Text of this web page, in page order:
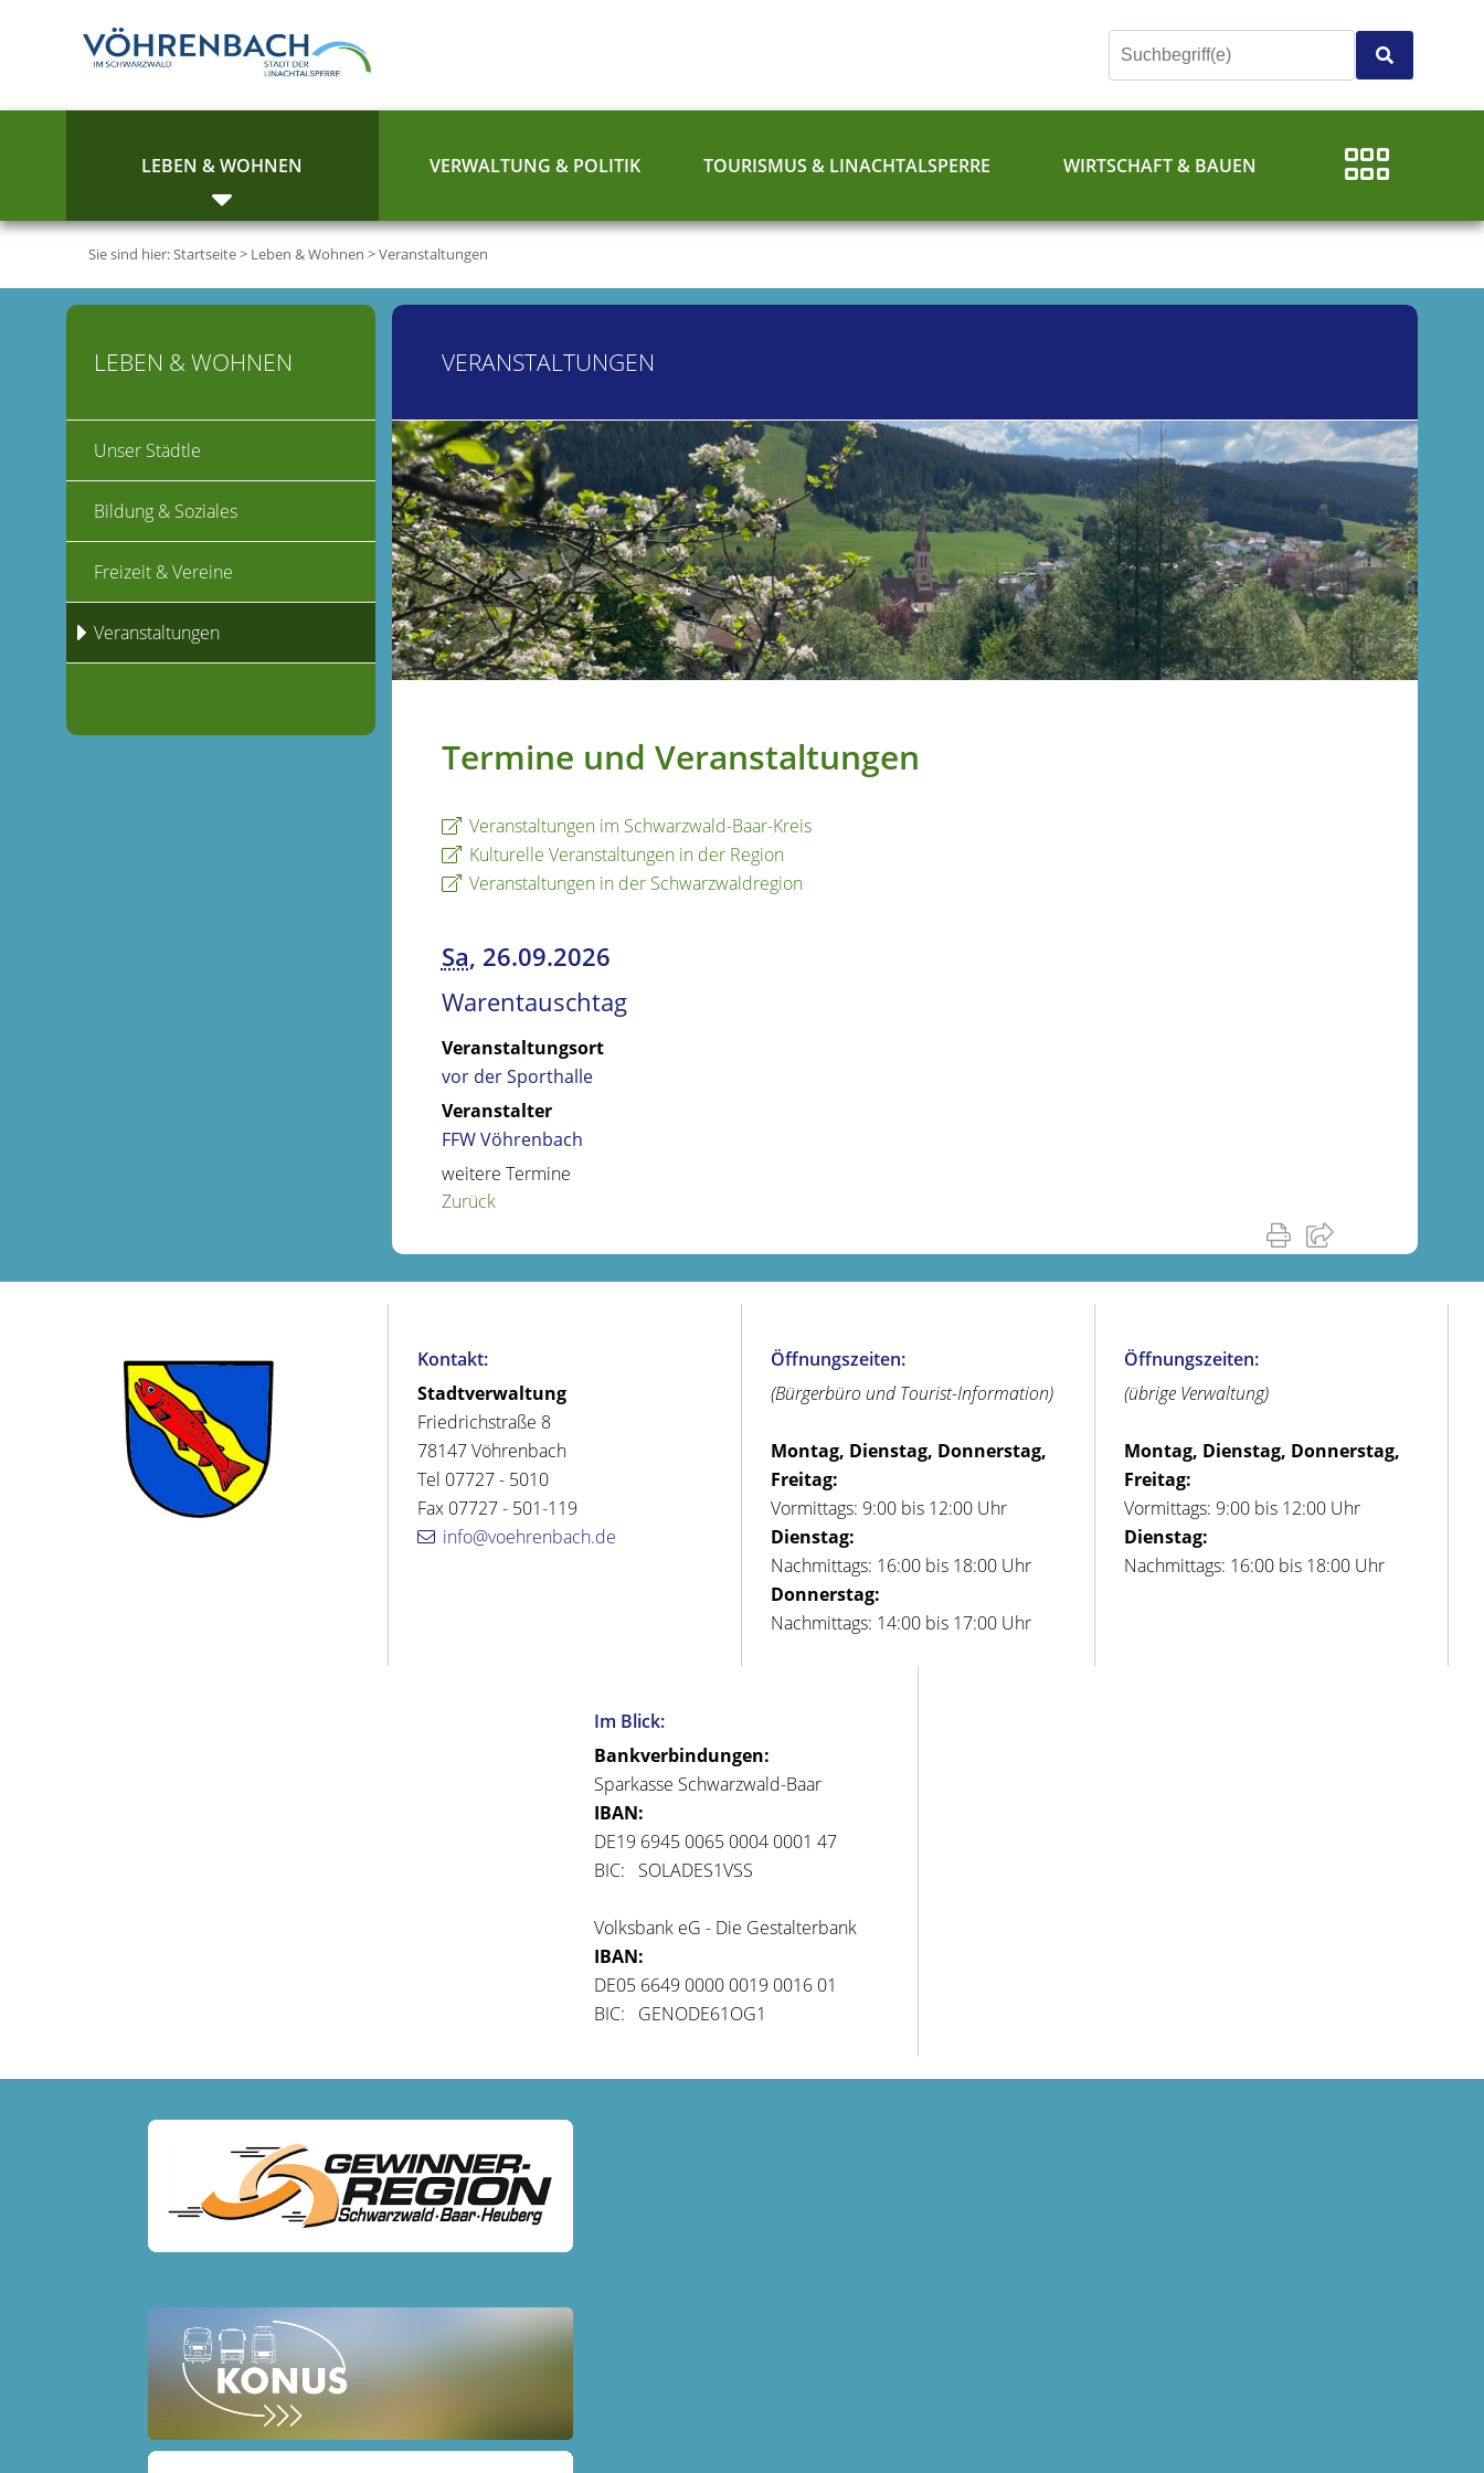
LEBEN & WOHNEN VERWALTUNG & POLITIK TOURISMUS & LINACHTALSPERRE WIRTSCHAFT & BAUEN
Sie sind hier:Startseite> Leben & Wohnen >Veranstaltungen
VERANSTALTUNGEN
Termine und Veranstaltungen
Veranstaltungen im Schwarzwald-Baar-Kreis
Kulturelle Veranstaltungen in der Region
Veranstaltungen in der Schwarzwaldregion
Sa, 26.09.2026
Warentauschtag
Veranstaltungsort
vor der Sporthalle
Veranstalter
FFW Vöhrenbach
weitere Termine
Zurück
LEBEN & WOHNEN
Unser Städtle
Bildung & Soziales
Freizeit & Vereine
Veranstaltungen
Kontakt:
Stadtverwaltung
Friedrichstraße 8
78147 Vöhrenbach
Tel 07727 - 5010
Fax 07727 - 501-119
info@voehrenbach.de
Öffnungszeiten:
(Bürgerbüro und Tourist-Information)
Montag, Dienstag, Donnerstag,
Freitag:
Vormittags: 9:00 bis 12:00 Uhr
Dienstag:
Nachmittags: 16:00 bis 18:00 Uhr
Donnerstag:
Nachmittags: 14:00 bis 17:00 Uhr
Öffnungszeiten:
(übrige Verwaltung)
Montag, Dienstag, Donnerstag,
Freitag:
Vormittags: 9:00 bis 12:00 Uhr
Dienstag:
Nachmittags: 16:00 bis 18:00 Uhr
Im Blick:
Bankverbindungen:
Sparkasse Schwarzwald-Baar
IBAN:
DE19 6945 0065 0004 0001 47
BIC: SOLADES1VSS
Volksbank eG - Die Gestalterbank
IBAN:
DE05 6649 0000 0019 0016 01
BIC: GENODE61OG1